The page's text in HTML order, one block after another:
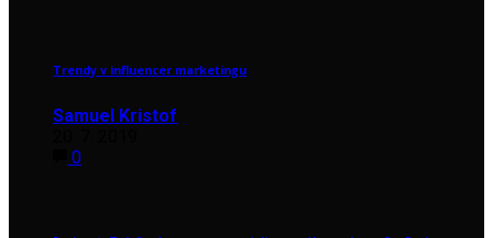
Trendy v influencer marketingu
Samuel Kristof
0